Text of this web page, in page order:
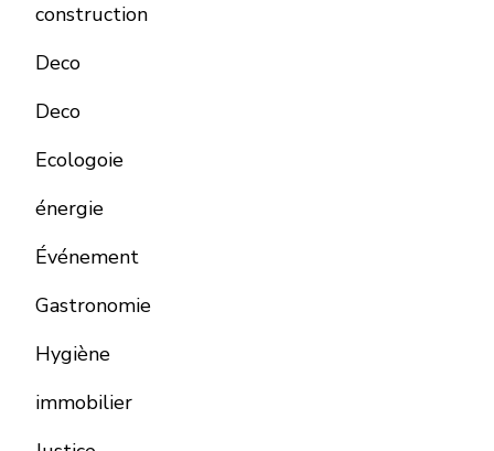
construction
Deco
Deco
Ecologoie
énergie
Événement
Gastronomie
Hygiène
immobilier